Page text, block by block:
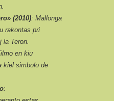
(2010): Mallonga
rakontas pri
la Teron.
en kiu
kiel simbolo de
: